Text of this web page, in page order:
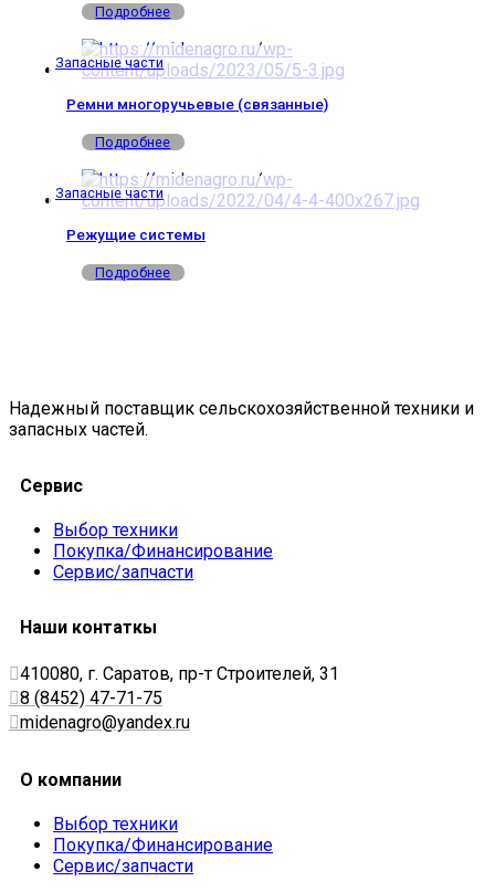
Подробнее
Запасные части
Ремни многоручьевые (связанные)
Подробнее
Запасные части
Режущие системы
Подробнее
Надежный поставщик сельскохозяйственной техники и
запасных частей.
Сервис
Выбор техники
Покупка/Финансирование
Сервис/запчасти
Наши контаткы
410080, г. Саратов, пр-т Строителей, 31
8 (8452) 47-71-75
midenagro@yandex.ru
О компании
Выбор техники
Покупка/Финансирование
Сервис/запчасти